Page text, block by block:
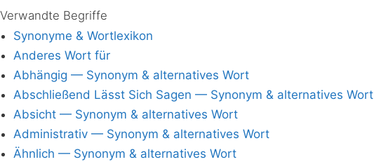
Verwandte Begriffe
Synonyme & Wortlexikon
Anderes Wort für
Abhängig — Synonym & alternatives Wort
Abschließend Lässt Sich Sagen — Synonym & alternatives Wort
Absicht — Synonym & alternatives Wort
Administrativ — Synonym & alternatives Wort
Ähnlich — Synonym & alternatives Wort